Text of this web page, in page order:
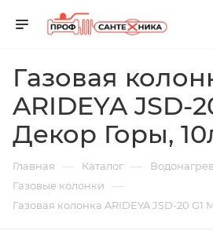
Газовая
ARIDEYA JSD-
Декор Горы,
Главная — Каталог —
Газовые колонки —
Газовая колонка ARIDEYA JSD-20 G1